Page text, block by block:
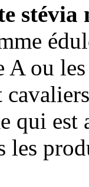
stévia
A ou
qui est
les